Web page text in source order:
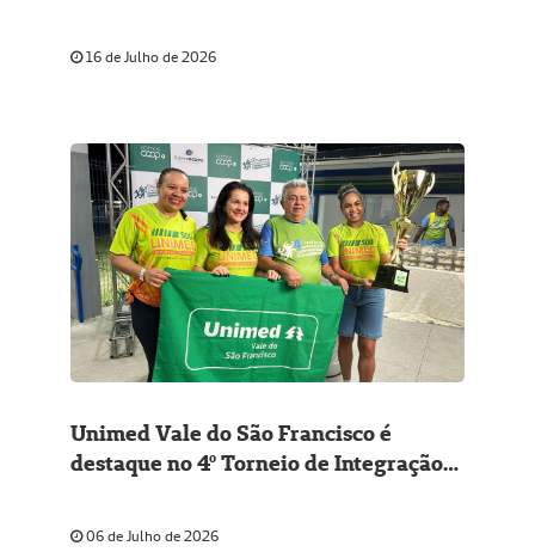
16 de Julho de 2026
Unimed Vale do São Francisco é
destaque no 4º Torneio de Integração
06 de Julho de 2026